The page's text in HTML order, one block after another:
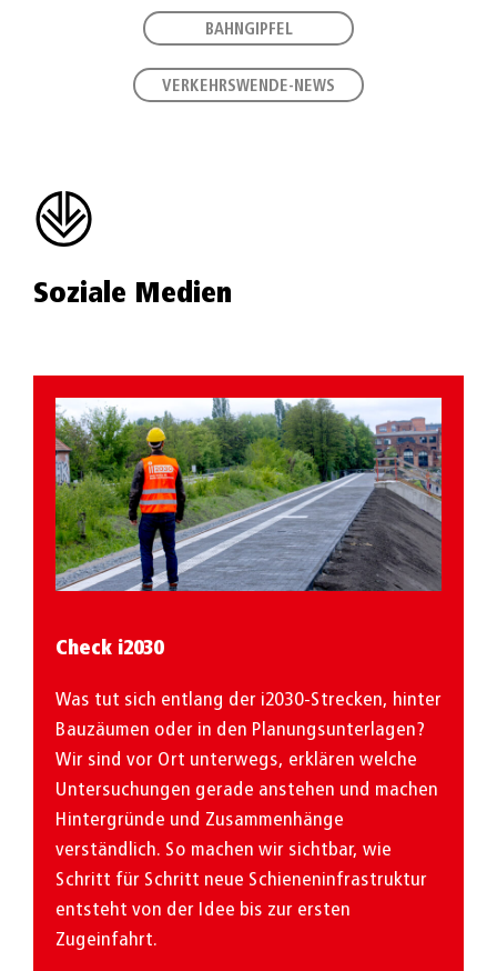
BAHNGIPFEL
VERKEHRSWENDE-NEWS
Soziale Medien
Check i2030
Was tut sich entlang der i2030-Strecken, hinter
Bauzäumen oder in den Planungsunterlagen?
Wir sind vor Ort unterwegs, erklären welche
Untersuchungen gerade anstehen und machen
Hintergründe und Zusammenhänge
verständlich. So machen wir sichtbar, wie
Schritt für Schritt neue Schieneninfrastruktur
entsteht von der Idee bis zur ersten
Zugeinfahrt.